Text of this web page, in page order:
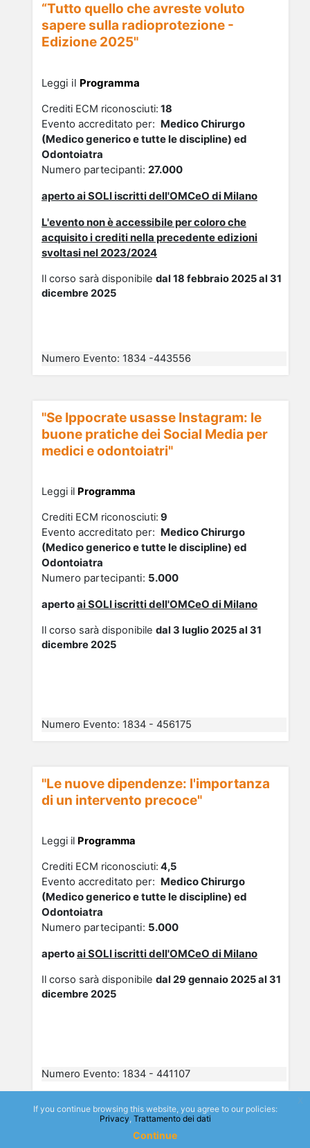
“Tutto quello che avreste voluto
sapere sulla radioprotezione -
Edizione 2025"
Leggi il Programma
Crediti ECM riconosciuti: 18
Evento accreditato per: Medico Chirurgo
(Medico generico e tutte le discipline) ed
Odontoiatra
Numero partecipanti: 27.000
aperto ai SOLIiscritti dell'OMCeO di Milano
L'evento non è accessibile per coloro che
acquisito i crediti nella precedente edizioni
svoltasi nel 2023/2024
Il corso sarà disponibile dal 18 febbraio 2025 al 31
dicembre 2025
Numero Evento: 1834 -443556
"Se Ippocrate usasse Instagram: le
buone pratiche dei Social Media per
medici e odontoiatri"
Leggi il Programma
Crediti ECM riconosciuti: 9
Evento accreditato per: Medico Chirurgo
(Medico generico e tutte le discipline) ed
Odontoiatra
Numero partecipanti: 5.000
apertoaiSOLIiscritti dell'OMCeO di Milano
Il corso sarà disponibile dal 3 luglio 2025 al 31
dicembre 2025
Numero Evento: 1834 - 456175
"Le nuove dipendenze: l'importanza
di un intervento precoce"
Leggi il Programma
Crediti ECM riconosciuti: 4,5
Evento accreditato per: Medico Chirurgo
(Medico generico e tutte le discipline) ed
Odontoiatra
Numero partecipanti: 5.000
apertoaiSOLIiscritti dell'OMCeO di Milano
Il corso sarà disponibile dal 29 gennaio 2025 al 31
dicembre 2025
Numero Evento: 1834 - 441107
"Epidemiologia, clinica e gestione
If you continue browsing this website, you agree to our policies:
Privacy Trattamento dei dati
Continue